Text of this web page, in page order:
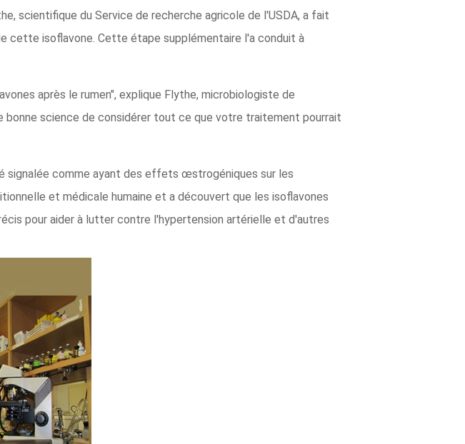
scientifique du Service de recherche agricole de l'USDA, a fait
cette isoflavone. Cette étape supplémentaire l'a conduit à
après le rumen", explique Flythe, microbiologiste de
bonne science de considérer tout ce que votre traitement pourrait
signalée comme ayant des effets œstrogéniques sur les
et médicale humaine et a découvert que les isoflavones
pour aider à lutter contre l'hypertension artérielle et d'autres